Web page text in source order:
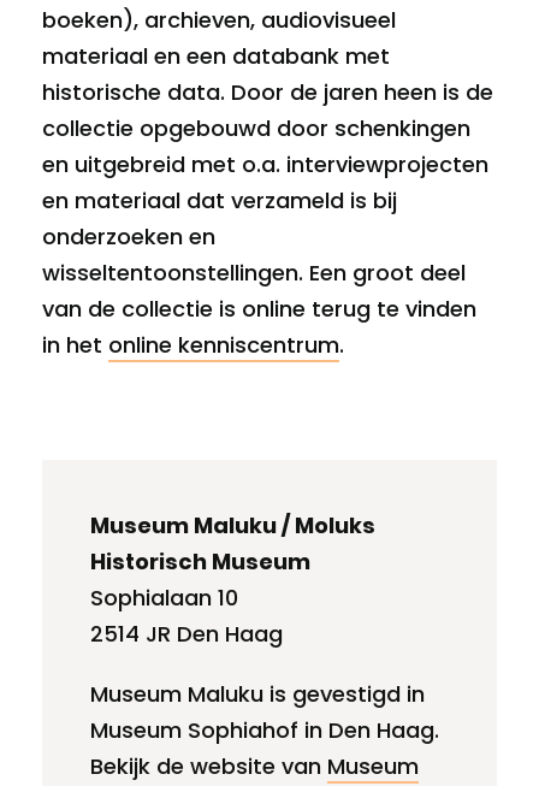
boeken), archieven, audiovisueel
materiaal en een databank met
historische data. Door de jaren heen is de
collectie opgebouwd door schenkingen
en uitgebreid met o.a. interviewprojecten
en materiaal dat verzameld is bij
onderzoeken en
wisseltentoonstellingen. Een groot deel
van de collectie is online terug te vinden
in het online kenniscentrum.
Museum Maluku / Moluks
Historisch Museum
Sophialaan 10
2514 JR Den Haag
Museum Maluku is gevestigd in
Museum Sophiahof in Den Haag.
Bekijk de website van Museum